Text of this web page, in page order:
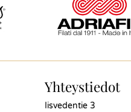
Yhteystiedot
Iisvedentie 3